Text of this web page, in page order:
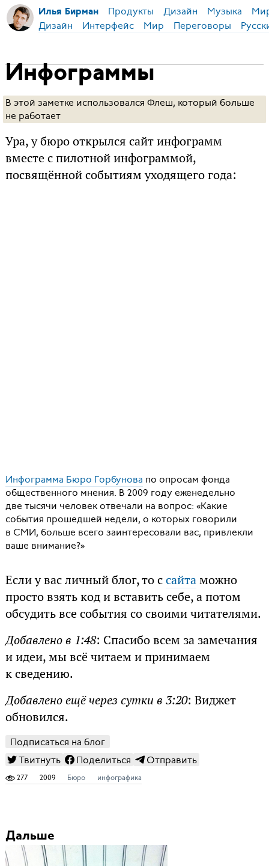
Илья Бирман Продукты Дизайн Музыка
Дизайн
Интерфейс Мир Переговоры
Инфограммы
В этой заметке использовался Флеш, который больше
не работает
Ура, у бюро открылся сайт инфограмм
вместе с пилотной инфограммой,
посвящённой событиям уходящего года:
Инфограмма Бюро Горбунова по опросам фонда
общественного мнения. В 2009 году еженедельно
две тысячи человек отвечали на вопрос: «Какие
события прошедшей недели, о которых говорили
в СМИ, больше всего заинтересовали вас, привлекли
ваше внимание?»
Если у вас личный блог, то ссайтаможно
просто взять код и вставить себе, а потом
обсудить все события со своими читателями.
Добавлено в 1:48: Спасибо всем за замечания
и идеи, мы всё читаем и принимаем
к сведению.
Добавлено ещё через сутки в 3:20: Виджет
обновился.
Подписаться на блог
Твитнуть
Поделиться Отправить
277 2009 Бюро инфографика
Дальше